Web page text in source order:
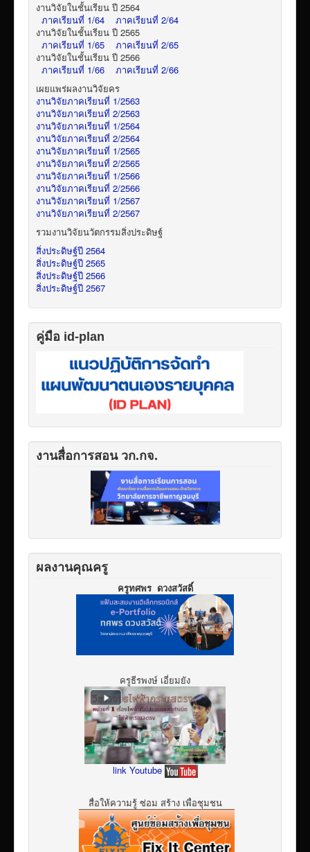
งานวิจัยในชั้นเรียน ปี 2564
ภาคเรียนที่ 1/64
ภาคเรียนที่ 2/64
งานวิจัยในชั้นเรียน ปี 2565
ภาคเรียนที่ 1/65
ภาคเรียนที่ 2/65
งานวิจัยในชั้นเรียน ปี 2566
ภาคเรียนที่ 1/66
ภาคเรียนที่ 2/66
เผยแพร่ผลงานวิจัยคร
งานวิจัยภาคเรียนที่ 1/2563
งานวิจัยภาคเรียนที่ 2/2563
งานวิจัยภาคเรียนที่ 1/2564
งานวิจัยภาคเรียนที่ 2/2564
งานวิจัยภาคเรียนที่ 1/2565
งานวิจัยภาคเรียนที่ 2/2565
งานวิจัยภาคเรียนที่ 1/2566
งานวิจัยภาคเรียนที่ 2/2566
งานวิจัยภาคเรียนที่ 1/2567
งานวิจัยภาคเรียนที่ 2/2567
รวมงานวิจัยนวัตกรรมสิ่งประดิษฐ์
สิ่งประดิษฐ์ปี 2564
สิ่งประดิษฐ์ปี 2565
สิ่งประดิษฐ์ปี 2566
สิ่งประดิษฐ์ปี 2567
คู่มือ id-plan
งานสื่อการสอน วก.กจ.
ผลงานคุณครู
ครูทศพร ดวงสวัสดิ์
ครูธีรพงษ์ เอี่ยมยัง
link Youtube
สื่อให้ความรู้ ซ่อม สร้าง เพื่อชุมชน